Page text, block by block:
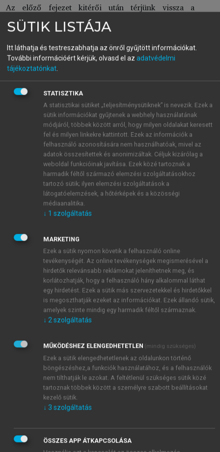
Az előző fejezet kitérői után térjünk vissza a
tanulmány szűken értelmezett területéhez és
vizsgáljuk meg az epidemiológiai eredmények
alkalmazásának lehetőségét.
Az alábbiakban két példán
keresztül, több területen szerzett adatokat és
eredményeket is felhasználva mutatom be azt a
modellt, amelyben potenciálisan felhasználhatók az
epidemiológiai eredmények. A rendszer lényege egy
többszintű megközelítés, amelyben integrálhatók
mikro-, mezo- és makro-szintű eredmények, és
alkalmazhatók a megelőzés különböző területein. A
prevenciónak ez a többszintű modellje szerepelt a
Semmelweis Egyetem Magatartástudományi Intézet
kutatás-fejlesztési koncepciójában (Semmelweis
Egyetem, Magatartástudományi Intézet, 2001), amely
a 2001. évi Nemzeti Kutatásfejlesztési Programban
(NKFP) keretében került kidolgozásra, és támogatott
projektként valósult meg.
mikroszintalatt az egyedi ember szintjét
értjük, aki célja a primer prevenciónak, vagy akinek a
betegségét szeretnénk kezelni egészségi állapotának
javítása céljából. Az epidemiológiai adatok komplex
információkat jelentenek egy betegség kialakulásáról,
annak etiológiai és pszichoszociális hátteréről, és
ezek alkalmazhatók egyén-központú megelőzési és
kezelési programokban.Mezoszintenegy közösség
vagy egy szervezet szintjét értjük, amelyben
megvalósulhat egy szűrési vagy egy megelőzési
program. Az epidemiológia, elsősorban a klinikai
epidemiológia módszereivel vizsgálható a szűrési,
megelőzési programok hatásossága és hatékonysága.
Makroszintenaz ország teljes lakosságát értjük,
amelyen belül vizsgálhatjuk a lakosság egészségi
állapotát, az egészségügyi rendszer működését és a
népegészségügy lehetőségeit. Ebben a modellben az
népegészségügy, a klinikai ellátás és a prevenció
valamennyi szintjén. A népegészségügy nagy
SÜTIK LISTÁJA
Itt láthatja és testreszabhatja az önről gyűjtött információkat.
További információért kérjük, olvasd el az adatvédelmi
tájékoztatónkat
STATISZTIKA
A statisztikai sütiket „teljesítménysütiknek” is nevezik. Ezek a
sütik információkat gyűjtenek a webhely használatának
módjáról, többek között arról, hogy milyen oldalakat keresett
fel és milyen linkekre kattintott. Ezek az információk a
felhasználó azonosítására nem használhatóak, mivel az
adatok összesítettek és anonimizáltak. Céljuk kizárólag a
weboldal funkcióinak javítása. Ezek közé tartoznak a
harmadik féltől származó elemzési szolgáltatásokhoz
tartozó sütik; ilyen elemzési szolgáltatások a
látogatóelemzések, a hőtérképek és a közösségi
médiaanalitika.
↓ 1 szolgáltatás
MARKETING
Ezek a sütik nyomon követik a felhasználó online
tevékenységét. Az online tevékenységek megismerésével a
hirdetők relevánsabb reklámokat jeleníthetnek meg, és
korlátozhatják, hogy a felhasználó hány alkalommal láthat
egy hirdetést. Ezek a sütik más szervezetekkel és hirdetőkkel
is megoszthatják ezeket az információkat. Ezek állandó sütik,
amelyek szinte mindig egy harmadik féltől származnak.
↓ 2 szolgáltatás
MŰKÖDÉSHEZ ELENGEDHETETLEN (mindig szükséges)
Ezek a sütik elengedhetetlenek az oldalunkon történő
böngészéshez,a funkciók használatához, és a felhasználók
nem tilthatják le azokat. A feltétlenül szükséges sütik közé
tartoznak többek között a személyre szabott beállításokat
kezelő sütik.
↓ 3 szolgáltatás
ÖSSZES APP ÁTKAPCSOLÁSA